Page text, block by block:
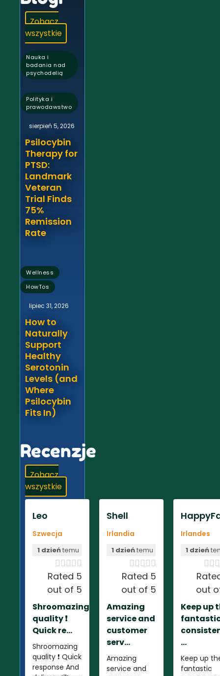
Zobacz
wszystkie
Nauka i
badania nad
psychodelią
,
Polityka i
prawodawstwo
sierpień 5, 2026
Psilocybin
Therapy for
PTSD:
Landmark
Veteran
Trial Finds
75%
Remission
Rate
Wellness ,
HowTos
lipiec 31, 2026
How to
Naturally
Support
Healthy
Serotonin
Levels (and
Where
Psilocybin
Fits In)
Recenzje
Zobacz
wszystkie
Leo
Szwecja
1 dzieńtemu

Rated 5
out of 5
Shroomazing
quality ❗️
Quick re...
Shroomazing
quality ❗️ Quick
response And
Shell
Irlandia
1 dzieńtemu

Rated 5
out of 5
Amazing
service and
customer
serv...
Amazing
service and
Irlandes
1 dzień

out
Keep up
...
Keep up
fantastic